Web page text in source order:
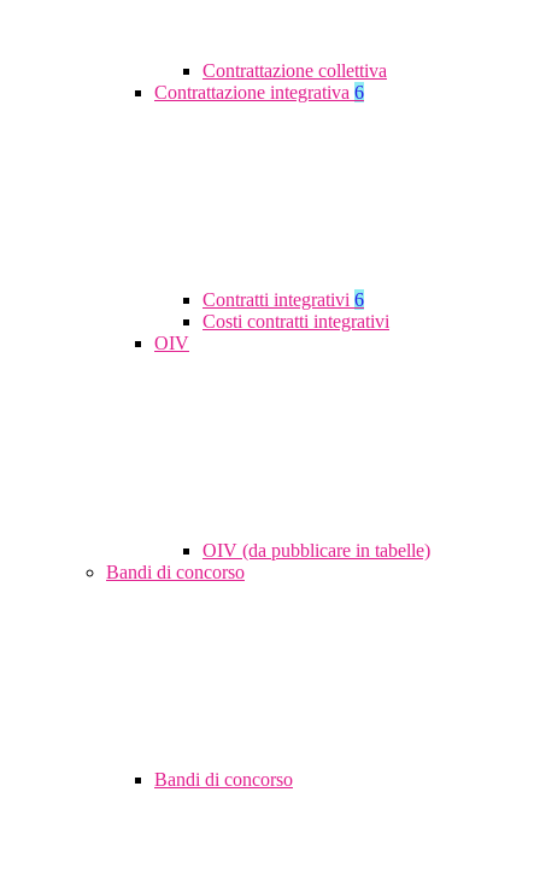
Contrattazione collettiva
Contrattazione integrativa 6
Contratti integrativi 6
Costi contratti integrativi
OIV
OIV (da pubblicare in tabelle)
Bandi di concorso
Bandi di concorso